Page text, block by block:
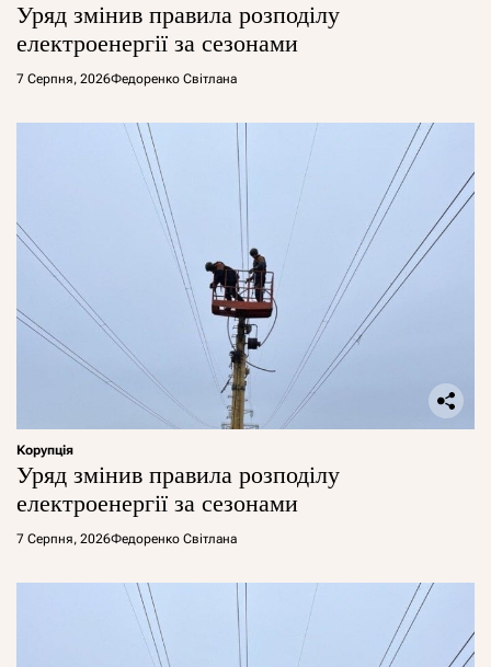
Уряд змінив правила розподілу
електроенергії за сезонами
7 Серпня, 2026Федоренко Світлана
Корупція
Уряд змінив правила розподілу
електроенергії за сезонами
7 Серпня, 2026Федоренко Світлана